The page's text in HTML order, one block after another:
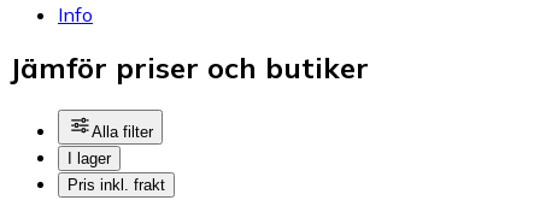
Info
Jämför priser och butiker
Alla filter
I lager
Pris inkl. frakt